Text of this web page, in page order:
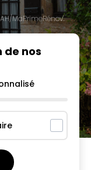
MaPrimeRénov'.
de nos